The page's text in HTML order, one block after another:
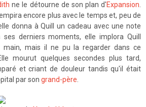
ne le détourne de son plan d'Expansion.
encore plus avec le temps et, peu de
donna à Quill un cadeau avec une note
derniers moments, elle implora Quill
mais il ne pu la regarder dans ce
mourut quelques secondes plus tard,
et criant de douleur tandis qu'il était
par son grand-père.